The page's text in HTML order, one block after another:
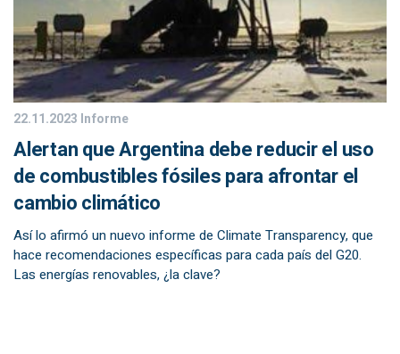
22.11.2023 Informe
Alertan que Argentina debe reducir el uso
de combustibles fósiles para afrontar el
cambio climático
Así lo afirmó un nuevo informe de Climate Transparency, que
hace recomendaciones específicas para cada país del G20.
Las energías renovables, ¿la clave?